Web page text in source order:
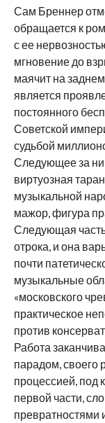
Сам Бреннер
обращается к
с ее
мгновение до
маячит на
является
постоянного
Советской
судьбой
Следующее за
виртуозная
музыкальной
мажор, фигура
Следующая
отрока, и она
почти
музыкальные
«московского
практическое
против
Работа
парадом,
процессией, под
первой части,
превратностями